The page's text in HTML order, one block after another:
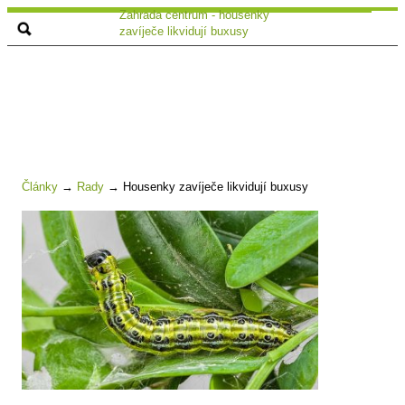
Zahrada centrum - housenky
zavíječe likvidují buxusy
Články → Rady → Housenky zavíječe likvidují buxusy